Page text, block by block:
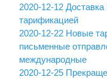
2020-12-12
тарификацией
2020-12-22 Новые
письменные
международные
2020-12-25